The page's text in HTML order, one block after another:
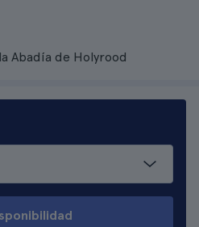
Abadía de Holyrood